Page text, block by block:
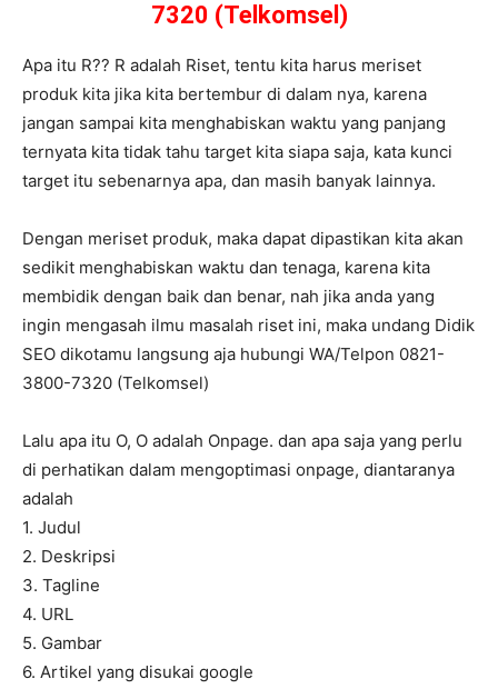
7320 (Telkomsel)
Apa itu R?? R adalah Riset, tentu kita harus meriset
produk kita jika kita bertembur di dalam nya, karena
jangan sampai kita menghabiskan waktu yang panjang
ternyata kita tidak tahu target kita siapa saja, kata kunci
target itu sebenarnya apa, dan masih banyak lainnya.
Dengan meriset produk, maka dapat dipastikan kita akan
sedikit menghabiskan waktu dan tenaga, karena kita
membidik dengan baik dan benar, nah jika anda yang
ingin mengasah ilmu masalah riset ini, maka undang Didik
SEO dikotamu langsung aja hubungi WA/Telpon 0821-
3800-7320 (Telkomsel)
Lalu apa itu O, O adalah Onpage. dan apa saja yang perlu
di perhatikan dalam mengoptimasi onpage, diantaranya
adalah
1. Judul
2. Deskripsi
3. Tagline
4. URL
5. Gambar
6. Artikel yang disukai google